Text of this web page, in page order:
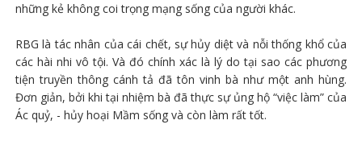
những kẻ không coi trọng mạng sống của người khác.
RBG là tác nhân của cái chết, sự hủy diệt và nỗi thống khổ của
các hài nhi vô tội. Và đó chính xác là lý do tại sao các phương
tiện truyền thông cánh tả đã tôn vinh bà như một anh hùng.
Đơn giản, bởi khi tại nhiệm bà đã thực sự ủng hộ “việc làm” của
Ác quỷ, - hủy hoại Mầm sống và còn làm rất tốt.